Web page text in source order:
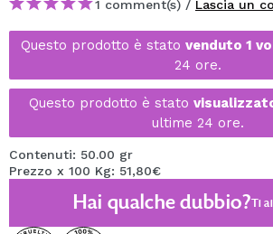
1 comment(s) / Lascia un
Questo prodotto è stato venduto 1
24 ore.
Questo prodotto è stato
ultime 24 ore.
Contenuti: 50.00 gr
Prezzo x 100 Kg: 51,80€
Hai qualche dubbio?Ti